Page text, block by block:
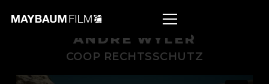
ANDRE WYLER
COOP RECHTSSCHUTZ